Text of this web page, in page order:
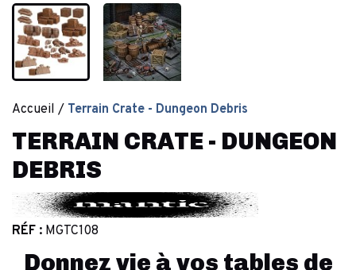
Accueil Terrain Crate - Dungeon Debris
TERRAIN CRATE - DUNGEON
DEBRIS
RÉF : MGTC108
Donnez vie à vos tables de